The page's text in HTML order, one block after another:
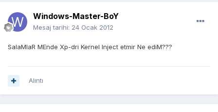
Windows-Master-BoY
Mesaj tarihi: 24 Ocak 2012
SalaMlaR MEnde Xp-dri Kernel Inject etmir Ne ediM???
Alıntı